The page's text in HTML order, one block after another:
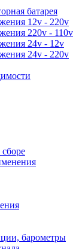
батарея
12v - 220v
220v -
24v - 12v
24v - 220v
барометры